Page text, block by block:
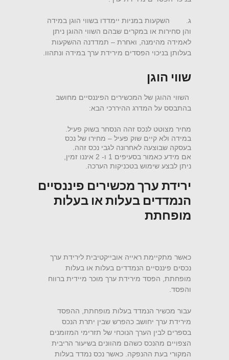
ג. השקעות במניות יימדדו בשווי הוגן במידה
והן סחירות או במקרים שבהם השווי ההוגן ניתן
לאמידה מהימנה, ואחרת – תמדדנה ההשקעות
בעלותן בניכוי הפסדים מירידת ערך במידה ונתהוו.
שווי הוגן
השווי ההוגן של המכשירים הפיננסיים מחושב
בהתבסס על המדרג ההיררכי הבא:
מחיר מצוטט לנכס זהה הנסחר בשוק פעיל.
במידה ולא קיים שוק פעיל – מחירו של נכס
בעסקה שבוצעה לאחרונה לגבי נכס זהה.
אם מידע כאמור בסעיפים 1 ו- 2 איננו זמין,
ניתן לבצע שימוש בטכניקות הערכה.
ירידת ערך מכשירים פיננסיים
הנמדדים בעלות או בעלות
מופחתת
כאשר מתקיימת ראייה אובייקטיבית לירידת ערך
נכסים פיננסיים הנמדדים בעלות או בעלות
מופחתת, הפסד מירידת ערך מוכר מיידית ברווח
והפסד.
עבור מכשיר הנמדד בעלות מופחתת, ההפסד
מירידת ערך יחושב כהפרש שבין יתרת הנכס
בספרים לבין הערך הנוכחי של תזרימי המזומנים
הצפויים מהנכס כשהם מהוונים בשיעור הריבית
המקורי בעת ההנפקה. כאשר נכס נמדד בעלות